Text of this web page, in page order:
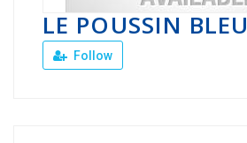
LE POUSSIN BLEU
Follow